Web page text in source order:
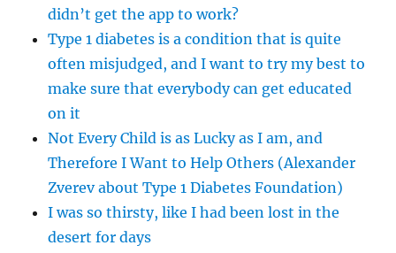
didn’t get the app to work?
Type 1 diabetes is a condition that is quite
often misjudged, and I want to try my best to
make sure that everybody can get educated
on it
Not Every Child is as Lucky as I am, and
Therefore I Want to Help Others (Alexander
Zverev about Type 1 Diabetes Foundation)
I was so thirsty, like I had been lost in the
desert for days